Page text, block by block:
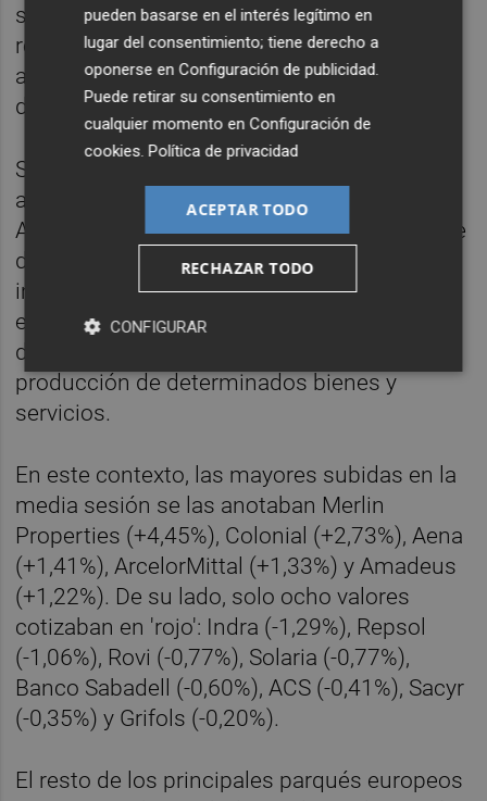
supone una aceleración de dos décimas
respecto del dato de abril y el mayor
aumento del coste de la vida en la región
desde septiembre de 2023.
Sobre este punto, el 'senior economic
advisor' de Ossiam (Natixis IM), Patrick
Artus, señala que "debe esperarse una fuerte
desaceleración del crecimiento europeo"
impulsada por el aumento de los precios
energéticos, la pérdida de renta disponible
de los hogares y las restricciones sobre la
producción de determinados bienes y
servicios.
En este contexto, las mayores subidas en la
media sesión se las anotaban Merlin
Properties (+4,45%), Colonial (+2,73%), Aena
(+1,41%), ArcelorMittal (+1,33%) y Amadeus
(+1,22%). De su lado, solo ocho valores
cotizaban en 'rojo': Indra (-1,29%), Repsol
(-1,06%), Rovi (-0,77%), Solaria (-0,77%),
Banco Sabadell (-0,60%), ACS (-0,41%), Sacyr
(-0,35%) y Grifols (-0,20%).
El resto de los principales parqués europeos
pueden basarse en el interés legítimo en
lugar del consentimiento; tiene derecho a
oponerse enConfiguración de publicidad.
Puede retirar su consentimiento en
cualquier momento enConfiguración de
cookies.Política de privacidad
ACEPTAR TODO
RECHAZAR TODO
CONFIGURAR